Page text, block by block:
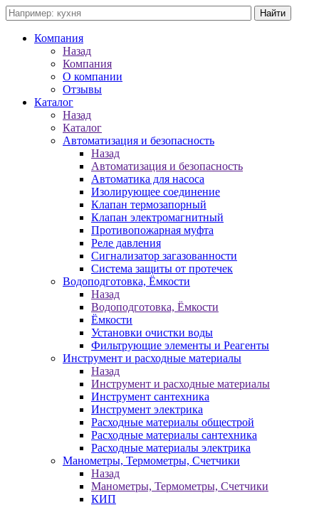
Компания
Назад
Компания
О компании
Отзывы
Каталог
Назад
Каталог
Автоматизация и безопасность
Назад
Автоматизация и безопасность
Автоматика для насоса
Изолирующее соединение
Клапан термозапорный
Клапан электромагнитный
Противопожарная муфта
Реле давления
Сигнализатор загазованности
Система защиты от протечек
Водоподготовка, Ёмкости
Назад
Водоподготовка, Ёмкости
Ёмкости
Установки очистки воды
Фильтрующие элементы и Реагенты
Инструмент и расходные материалы
Назад
Инструмент и расходные материалы
Инструмент сантехника
Инструмент электрика
Расходные материалы общестрой
Расходные материалы сантехника
Расходные материалы электрика
Манометры, Термометры, Счетчики
Назад
Манометры, Термометры, Счетчики
КИП